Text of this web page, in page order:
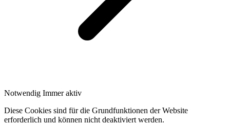
Notwendig Immer aktiv
Diese Cookies sind für die Grundfunktionen der Website
erforderlich und können nicht deaktiviert werden.